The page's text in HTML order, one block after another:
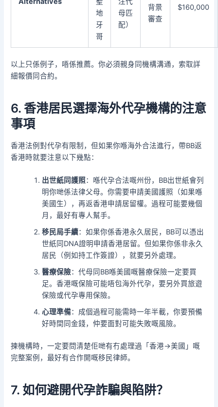
地
牙
哥
母匹
配）
背景
審查
$160,000
以上只係例子，唔係推薦。你必須親身同機構溝通，索取詳
細報價同合約。
6. 香港居民選擇海外代孕機構的注意
事項
香港法例對代孕有限制，但如果你喺海外合法進行，帶BB返
香港時就要注意以下幾點：
出世紙同護照：喺代孕合法嘅州份，BB出世紙會列
明你哋係法律父母。你需要申請美國護照（如果喺
美國生），再返香港申請居留權。過程可能要幾個
月，最好有專人幫手。
移民局手續：如果你係香港永久居民，BB可以憑出
世紙同DNA證明申請香港居留。但如果你係非永久
居民（例如持工作簽證），就要另外處理。
醫療保險：代母同BB喺美國嘅醫療保險一定要買
足。香港嘅保險可能唔包海外代孕，要另外買旅遊
保險或代孕專用保險。
心理準備：成個過程可能需時一年半載，你要預備
好時間同金錢，仲要面對可能失敗嘅風險。
揀機構時，一定要問清楚佢哋有冇處理過「香港→美國」嘅
完整案例，最好有合作開嘅移民律師。
7. 如何避開代孕詐騙與陷阱？